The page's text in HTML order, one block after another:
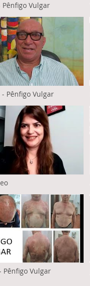
Vulgar
Pênfigo Vulgar
Pênfigo Vulgar